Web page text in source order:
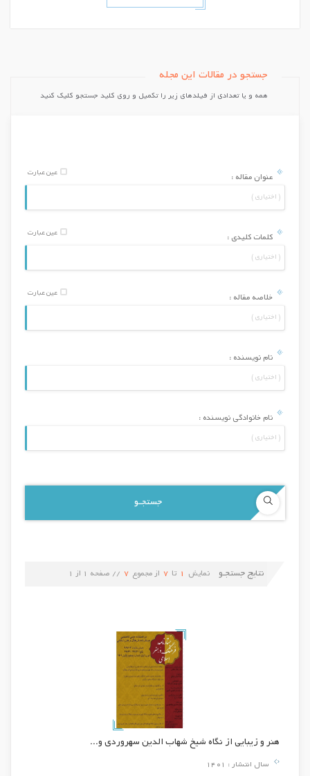
جستجو در مقالات این مجله
همه و یا تعدادی از فیلدهای زیر را تكمیل و روی کلید جستجو کلیک کنید
عنوان مقاله :
عین عبارت
کلمات کلیدی :
عین عبارت
خلاصه مقاله :
عین عبارت
نام نویسنده :
نام خانوادگی نویسنده :
نتایج جستجـو نمایش تا 7 از مجموع 7 // صفحه 1 از 1
هنر و زیبایی از نگاه شیخ شهاب الدین سهروردی و...
سال انتشار : 1401